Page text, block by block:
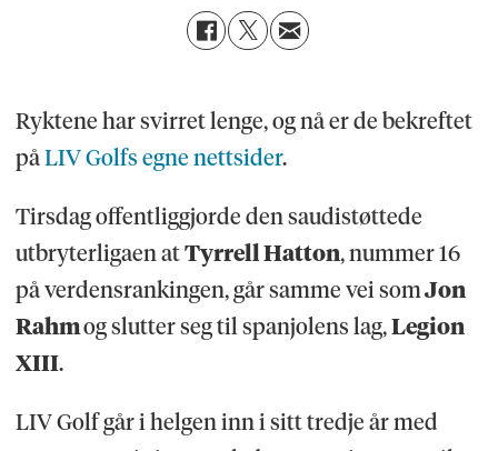
Ryktene har svirret lenge, og nå er de bekreftet
påLIV Golfs egne nettsider.
Tirsdag offentliggjorde den saudistøttede
utbryterligaen atTyrrell Hatton, nummer 16
på verdensrankingen, går samme vei somJon
Rahmog slutter seg til spanjolens lag,Legion
XIII.
LIV Golf går i helgen inn i sitt tredje år med